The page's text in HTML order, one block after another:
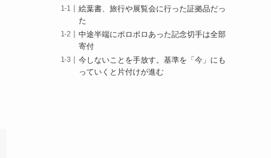
絵葉書、旅行や展覧会に行った証拠品だっ
た
中途半端にポロポロあった記念切手は全部
寄付
今しないことを手放す。基準を「今」にも
っていくと片付けが進む